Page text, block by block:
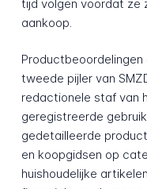
tijd volgen voordat ze
aankoop.
tweede pijler van
redactionele staf van
geregistreerde
gedetailleerde
en koopgidsen op
huishoudelijke